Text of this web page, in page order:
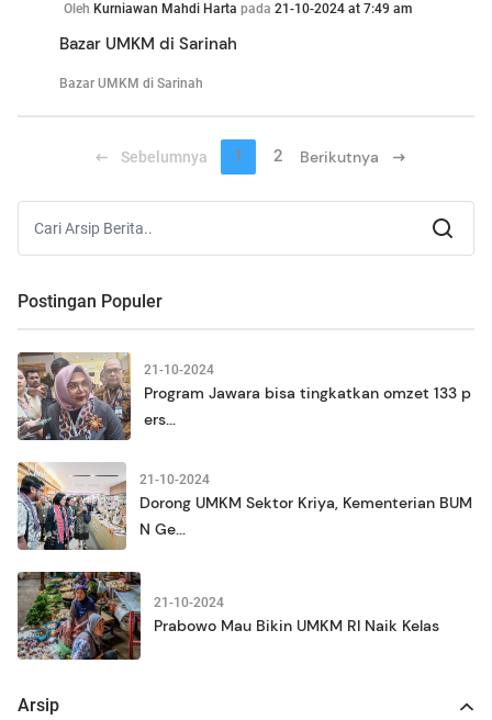
Oleh Kurniawan Mahdi Harta pada 21-10-2024 at 7:49 am
Bazar UMKM di Sarinah
Bazar UMKM di Sarinah
Sebelumnya 1 2 Berikutnya
Postingan Populer
21-10-2024
Program Jawara bisa tingkatkan omzet 133 p
ers...
21-10-2024
Dorong UMKM Sektor Kriya, Kementerian BUM
N Ge...
21-10-2024
Prabowo Mau Bikin UMKM RI Naik Kelas
Arsip